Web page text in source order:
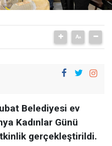
Belediyesi ev
Kadınlar Günü
gerçekleştirildi.